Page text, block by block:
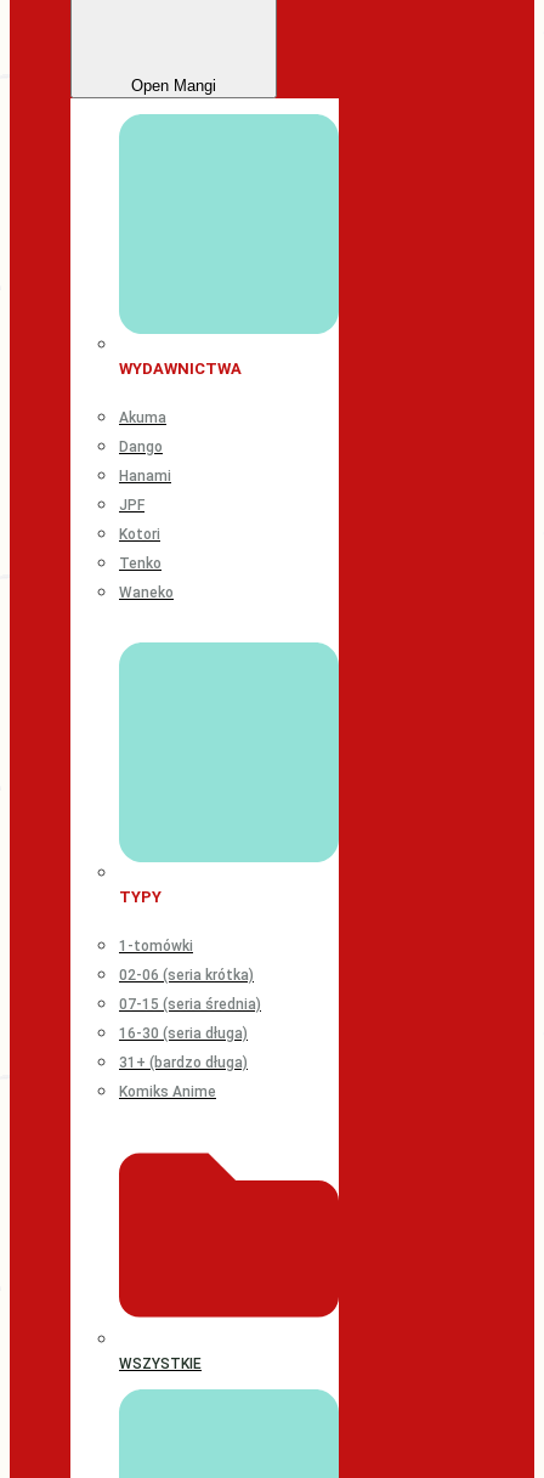
Open Mangi
WYDAWNICTWA
Akuma
Dango
Hanami
JPF
Kotori
Tenko
Waneko
TYPY
1-tomówki
02-06 (seria krótka)
07-15 (seria średnia)
16-30 (seria długa)
31+ (bardzo długa)
Komiks Anime
WSZYSTKIE